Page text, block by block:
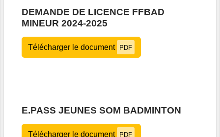
DEMANDE DE LICENCE FFBAD
MINEUR 2024-2025
Télécharger le document PDF
E.PASS JEUNES SOM BADMINTON
Télécharger le document PDF